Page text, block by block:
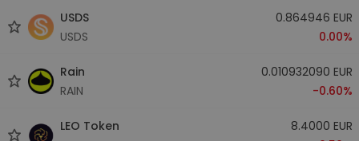
USDS
USDS
0.864946 EUR
0.00%
Rain
RAIN
0.010932090 EUR
-0.60%
LEO Token
8.4000 EUR